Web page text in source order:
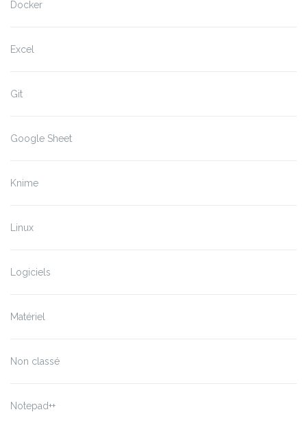
Docker
Excel
Git
Google Sheet
Knime
Linux
Logiciels
Matériel
Non classé
Notepad++